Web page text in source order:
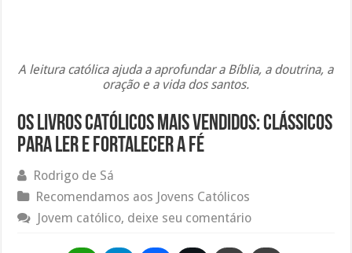
A leitura católica ajuda a aprofundar a Bíblia, a doutrina, a
oração e a vida dos santos.
Os Livros católicos mais vendidos: clássicos
para ler e fortalecer a fé
Rodrigo de Sá
Recomendamos aos Jovens Católicos
Jovem católico, deixe seu comentário